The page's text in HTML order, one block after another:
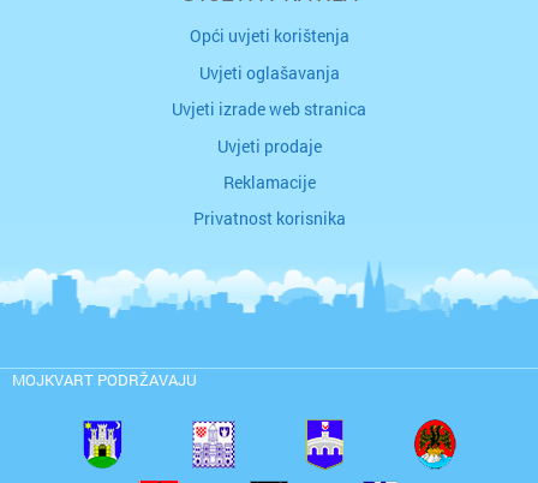
Opći uvjeti korištenja
Uvjeti oglašavanja
Uvjeti izrade web stranica
Uvjeti prodaje
Reklamacije
Privatnost korisnika
MOJKVART PODRŽAVAJU